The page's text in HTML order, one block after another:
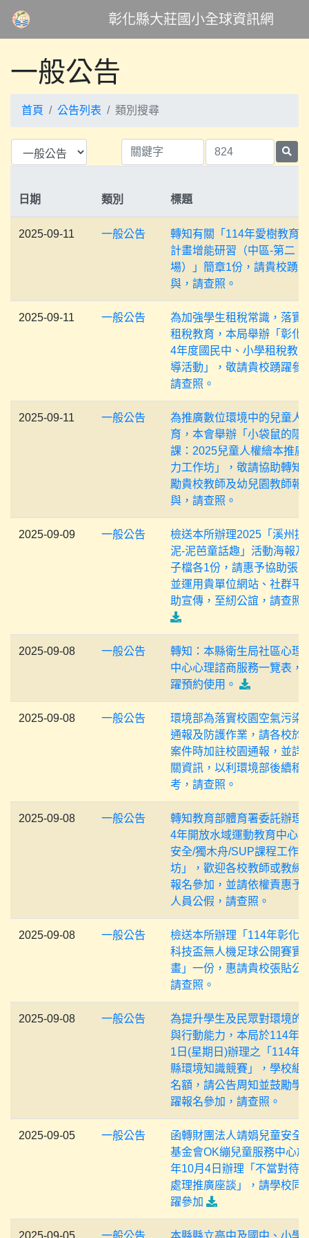
彰化縣大莊國小全球資訊網
一般公告
首頁 公告列表 類別搜尋
日期 類別 標題
2025-09-11 一般公告
轉知有關「114年愛樹教育
計畫增能研習（中區-第二
場）」簡章1份，請貴校踴
與，請查照。
2025-09-11 一般公告
為加強學生租稅常識，落實
租稅教育，本局舉辦「彰化
4年度國民中、小學租稅教
導活動」，敬請貴校踴躍參
請查照。
2025-09-11 一般公告
為推廣數位環境中的兒童人
育，本會舉辦「小袋鼠的隱
課：2025兒童人權繪本推廣
力工作坊」，敬請協助轉知
勵貴校教師及幼兒園教師報
與，請查照。
2025-09-09 一般公告
檢送本所辦理2025「溪州提
泥-泥芭童話趣」活動海報及
子檔各1份，請惠予協助張
並運用貴單位網站、社群平
助宣傳，至紉公誼，請查照
2025-09-08 一般公告
轉知：本縣衛生局社區心理
中心心理諮商服務一覽表，
躍預約使用。
2025-09-08 一般公告
環境部為落實校園空氣污染
通報及防護作業，請各校於
案件時加註校園通報，並詳
關資訊，以利環境部後續稽
考，請查照。
2025-09-08 一般公告
轉知教育部體育署委託辦理
4年開放水域運動教育中心-
安全/獨木舟/SUP課程工作
坊」，歡迎各校教師或教練
報名參加，並請依權責惠予
人員公假，請查照。
2025-09-08 一般公告
檢送本所辦理「114年彰化
科技盃無人機足球公開賽實
畫」一份，惠請貴校張貼公
請查照。
2025-09-08 一般公告
為提升學生及民眾對環境的
與行動能力，本局於114年9
1日(星期日)辦理之「114年
縣環境知識競賽」，學校組
名額，請公告周知並鼓勵學
躍報名參加，請查照。
2025-09-05 一般公告
函轉財團法人靖娟兒童安全
基金會OK繃兒童服務中心
年10月4日辦理「不當對待
處理推廣座談」，請學校同
躍參加
2025-09-05 一般公告 本縣縣立高中及國中、小學